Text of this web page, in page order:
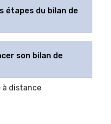
étapes du bilan de
son bilan de
à distance